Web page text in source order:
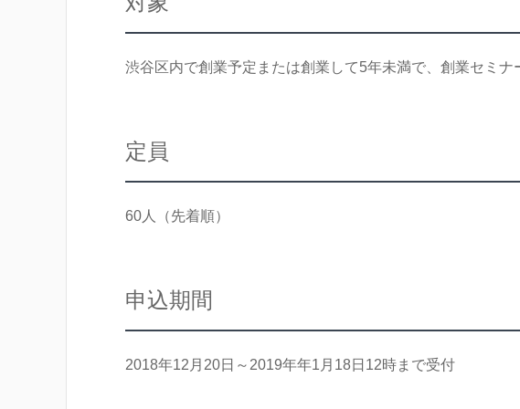
渋谷区内で創業予定または創業して5年未満で、創業セミナ
定員
60人（先着順）
申込期間
2018年12月20日～2019年年1月18日12時まで受付